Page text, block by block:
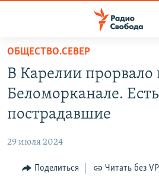
упрощенного
доступа
Вернуться
основному
Вернутся
ПОДКАСТЫ
АВТОРСКИЕ ПРОЕКТЫ
МНЕНИЯ
КУЛЬТУРА
ОБЩЕСТВО.СЕВЕР
В Карелии прорвало
Беломорканале. Есть
пострадавшие
29 июля 2024
Поделиться Читать без